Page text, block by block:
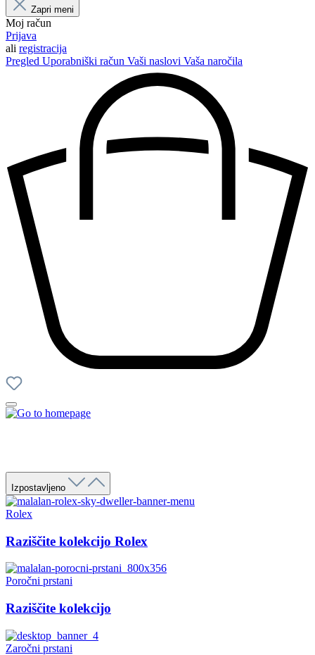
Zapri meni
Moj račun
Prijava
ali registracija
Pregled Uporabniški račun Vaši naslovi Vaša naročila
Izpostavljeno
Rolex
Raziščite kolekcijo Rolex
Poročni prstani
Raziščite kolekcijo
Zaročni prstani